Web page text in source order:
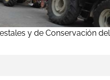
y de Conservación del